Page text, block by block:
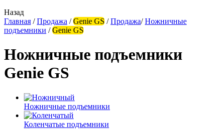
Назад
Главная / Продажа / Genie GS / Продажа/ Ножничные
подъемники / Genie GS
Ножничные подъемники
Genie GS
Ножничные подъемники
Коленчатые подъемники